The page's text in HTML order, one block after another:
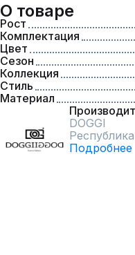
О товаре
Рост
Комплектация
Цвет
Сезон
Коллекция
Стиль
Материал
DOGGI
Подробнее